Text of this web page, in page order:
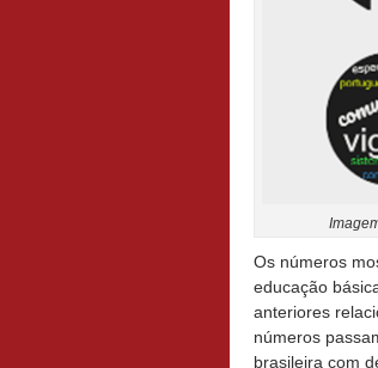
Os números
educação
anteriores
números
brasileira com